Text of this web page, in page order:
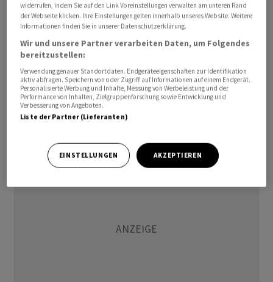
«Der neue CEO Laurent Freixe setzt mit einem klaren
Plan und klaren Finanzzielen ein deutliches Zeichen»,
lautet die Einschätzung der Analysten der Bank
Vontobel. Zwar enthält die strategische Roadmap
gemäss den Experten keine Überraschungen, jedoch
deuten sie die Ausgliederung von Nestlé-Waters als
sehr positiv ein. Unter der alten Führung wäre ein
widerrufen, indem Sie auf den Link Voreinstellungen verwalten am unteren Rand
der Webseite klicken. Ihre Einstellungen gelten innerhalb unseres Website. Weitere
Informationen finden Sie in unserer Datenschutzerklärung.
Wir und unsere Partner verarbeiten Daten, um Folgendes
bereitzustellen:
Verwendung genauer Standortdaten. Endgeräteeigenschaften zur Identifikation
aktiv abfragen. Speichern von oder Zugriff auf Informationen auf einem Endgerät.
Personalisierte Werbung und Inhalte, Messung von Werbeleistung und der
Performance von Inhalten, Zielgruppenforschung sowie Entwicklung und
Verbesserung von Angeboten.
Liste der Partner (Lieferanten)
EINSTELLUNGEN AKZEPTIEREN